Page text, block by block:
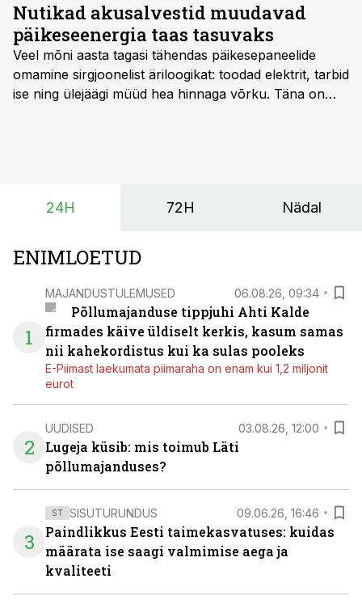
Nutikad akusalvestid muudavad
päikeseenergia taas tasuvaks
Veel mõni aasta tagasi tähendas päikesepaneelide
omamine sirgjoonelist äriloogikat: toodad elektrit, tarbid
ise ning ülejäägi müüd hea hinnaga võrku. Täna on
põllumajandusettevõtete jaoks üheks olulisemaks
24H 72H Nädal
ENIMLOETUD
1
MAJANDUSTULEMUSED 06.08.26, 09:34
Põllumajanduse tippjuhi Ahti Kalde
firmades käive üldiselt kerkis, kasum samas
nii kahekordistus kui ka sulas pooleks
E-Piimast laekumata piimaraha on enam kui 1,2 miljonit
eurot
2
UUDISED 03.08.26, 12:00
Lugeja küsib: mis toimub Läti
põllumajanduses?
3
ST SISUTURUNDUS 09.06.26, 16:46
Paindlikkus Eesti taimekasvatuses: kuidas
määrata ise saagi valmimise aega ja
kvaliteeti